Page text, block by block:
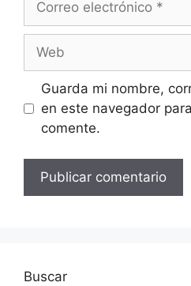
Web
Guarda mi nombre,
en este navegador
comente.
Buscar